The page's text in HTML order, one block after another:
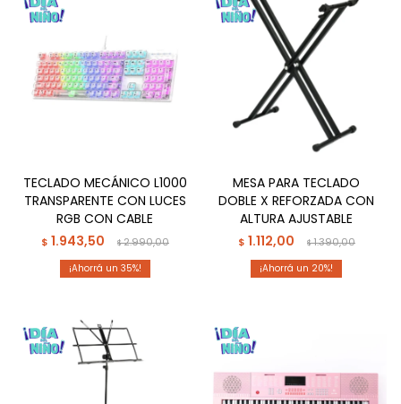
TECLADO MECÁNICO L1000
TRANSPARENTE CON LUCES
RGB CON CABLE
$ 1.943,50 $2.990,00
35
MESA PARA TECLADO
DOBLE X REFORZADA CON
ALTURA AJUSTABLE
$ 1.112,00 $1.390,00
20